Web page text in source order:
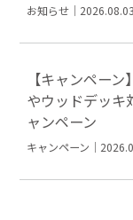
お知らせ｜2026.08.03
【キャンペー
やウッドデッキ
ャンペーン
キャンペーン｜